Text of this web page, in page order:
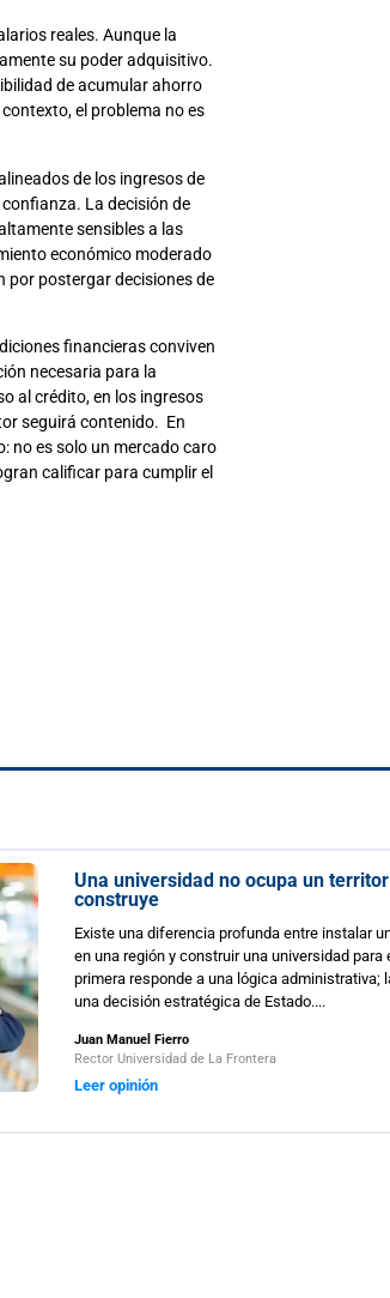
reales. Aunque la
su poder adquisitivo.
de acumular ahorro
el problema no es
de los ingresos de
La decisión de
sensibles a las
económico moderado
por postergar decisiones de
financieras conviven
necesaria para la
al crédito, en los ingresos
seguirá contenido. En
no es solo un mercado caro
calificar para cumplir el
universidad no ocupa un territorio, lo
una diferencia profunda entre instalar una universidad
región y construir una universidad para esa región. La
responde a una lógica administrativa; la segunda, a
estratégica de Estado....
Fierro
Universidad de La Frontera